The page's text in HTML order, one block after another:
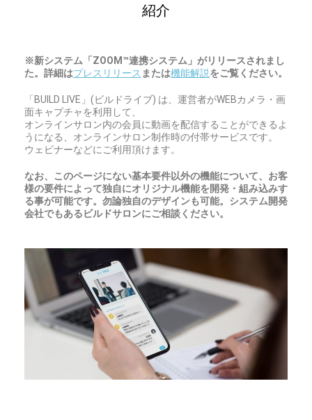
紹介
※新システム「ZOOM™️連携システム」がリリースされまし
た。詳細はプレスリリース または機能解説をご覧ください。
「BUILD LIVE」(ビルドライブ) は、運営者がWEBカメラ・画
面キャプチャを利用して、
オンラインサロン内の会員に動画を配信することができるよ
うになる、オンラインサロン制作時の付帯サービスです。
ウェビナーなどにご利用頂けます。
なお、このページにない基本要件以外の機能について、お客
様の要件によって独自にオリジナル機能を開発・組み込みす
る事が可能です。勿論独自のデザインも可能。システム開発
会社でもあるビルドサロンにご相談ください。